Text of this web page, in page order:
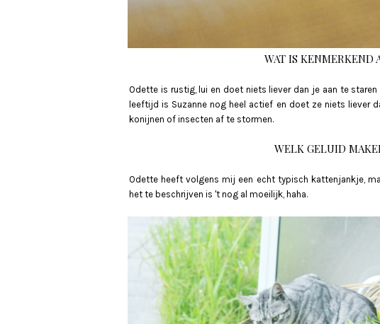
WAT IS KENMERKEND
Odette is rustig, lui en doet niets liever dan je aan te
leeftijd is Suzanne nog heel actief en doet ze niets liever
konijnen of insecten af te stormen.
WELK GELUID
Odette heeft volgens mij een echt typisch kattenjankje,
het te beschrijven is 't nog al moeilijk, haha.